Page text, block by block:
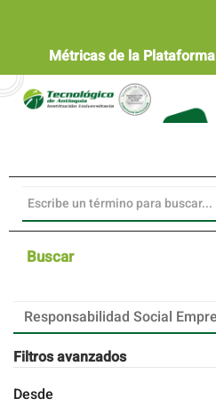
Contenido
principal
Barra
lateral
Métricas de la Plataforma
Buscar
Buscar
artículos
por
Filtros avanzados
Desde